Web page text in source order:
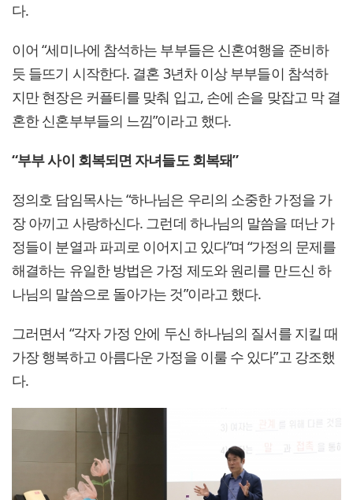
다.
이어 “세미나에 참석하는 부부들은 신혼여행을 준비하
듯 들뜨기 시작한다. 결혼 3년차 이상 부부들이 참석하
지만 현장은 커플티를 맞춰 입고, 손에 손을 맞잡고 막 결
혼한 신혼부부들의 느낌”이라고 했다.
“부부 사이 회복되면 자녀들도 회복돼”
정의호 담임목사는 “하나님은 우리의 소중한 가정을 가
장 아끼고 사랑하신다. 그런데 하나님의 말씀을 떠난 가
정들이 분열과 파괴로 이어지고 있다”며 “가정의 문제를
해결하는 유일한 방법은 가정 제도와 원리를 만드신 하
나님의 말씀으로 돌아가는 것”이라고 했다.
그러면서 “각자 가정 안에 두신 하나님의 질서를 지킬 때
가장 행복하고 아름다운 가정을 이룰 수 있다”고 강조했
다.